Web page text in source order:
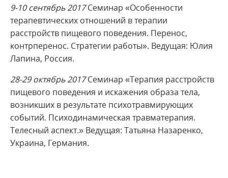
9-10 сентябрь 2017Семинар «Особенности
терапевтических отношений в терапии
расстройств пищевого поведения. Перенос,
контрперенос. Стратегии работы». Ведущая: Юлия
Лапина, Россия.
28-29 октябрь 2017Семинар «Терапия расстройств
пищевого поведения и искажения образа тела,
возникших в результате психотравмирующих
событий. Психодинамическая травматерапия.
Телесный аспект.» Ведущая: Татьяна Назаренко,
Украина, Германия.